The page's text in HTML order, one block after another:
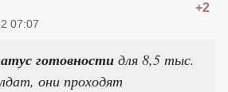
+2
07:07
готовности для 8,5 тыс.
они проходят